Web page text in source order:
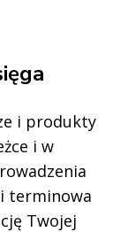
i produkty
i w
terminowa
Twojej